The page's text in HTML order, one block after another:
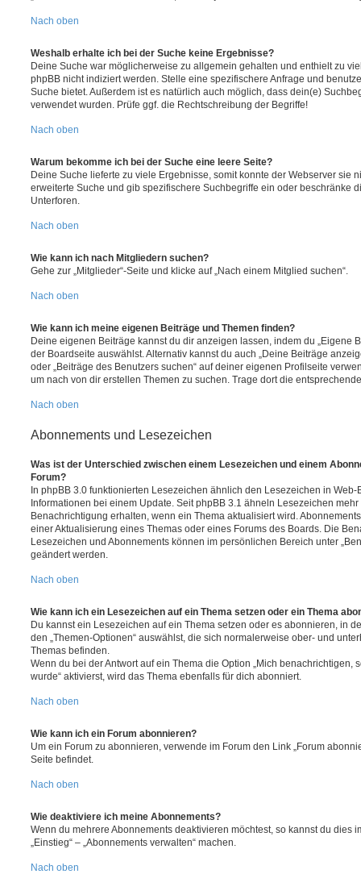
Nach oben
Weshalb erhalte ich bei der Suche keine Ergebnisse?
Deine Suche war möglicherweise zu allgemein gehalten und enthielt zu
phpBB nicht indiziert werden. Stelle eine spezifischere Anfrage und
Suche bietet. Außerdem ist es natürlich auch möglich, dass dein(e)
verwendet wurden. Prüfe ggf. die Rechtschreibung der Begriffe!
Nach oben
Warum bekomme ich bei der Suche eine leere Seite?
Deine Suche lieferte zu viele Ergebnisse, somit konnte der Webserver sie
erweiterte Suche und gib spezifischere Suchbegriffe ein oder beschränke
Unterforen.
Nach oben
Wie kann ich nach Mitgliedern suchen?
Gehe zur „Mitglieder“-Seite und klicke auf „Nach einem Mitglied suchen“.
Nach oben
Wie kann ich meine eigenen Beiträge und Themen finden?
Deine eigenen Beiträge kannst du dir anzeigen lassen, indem du „Eigene
der Boardseite auswählst. Alternativ kannst du auch „Deine Beiträge
oder „Beiträge des Benutzers suchen“ auf deiner eigenen Profilseite
um nach von dir erstellen Themen zu suchen. Trage dort die
Nach oben
Abonnements und Lesezeichen
Was ist der Unterschied zwischen einem Lesezeichen und einem
Forum?
In phpBB 3.0 funktionierten Lesezeichen ähnlich den Lesezeichen in
Informationen bei einem Update. Seit phpBB 3.1 ähneln Lesezeichen
Benachrichtigung erhalten, wenn ein Thema aktualisiert wird.
einer Aktualisierung eines Themas oder eines Forums des Boards. Die
Lesezeichen und Abonnements können im persönlichen Bereich unter
geändert werden.
Nach oben
Wie kann ich ein Lesezeichen auf ein Thema setzen oder ein Thema
Du kannst ein Lesezeichen auf ein Thema setzen oder es abonnieren, in
den „Themen-Optionen“ auswählst, die sich normalerweise ober- und
Themas befinden.
Wenn du bei der Antwort auf ein Thema die Option „Mich benachrichtigen,
wurde“ aktivierst, wird das Thema ebenfalls für dich abonniert.
Nach oben
Wie kann ich ein Forum abonnieren?
Um ein Forum zu abonnieren, verwende im Forum den Link „Forum
Seite befindet.
Nach oben
Wie deaktiviere ich meine Abonnements?
Wenn du mehrere Abonnements deaktivieren möchtest, so kannst du dies
„Einstieg“ – „Abonnements verwalten“ machen.
Nach oben